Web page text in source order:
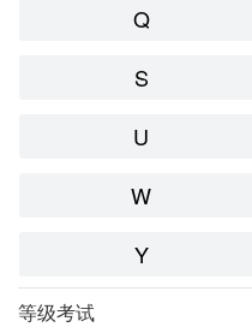
Q
S
U
W
Y
等级考试